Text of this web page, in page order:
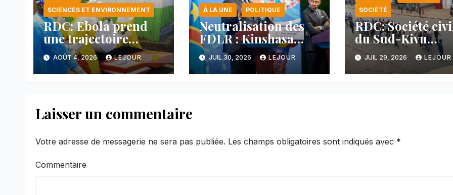
SCIENCES ET ENVIRONNEMENT
RDC: Ebola prend
une trajectoire
inquiétante dans le
nord-est du pays
AOÛT 4, 2026 LEJOUR
À LA UNE POLITIQUE
Neutralisation des
FDLR : Kinshasa
annonce une
avancée majeure et
maintient sa ligne
JUIL 30, 2026 LEJOUR
SOCIÉTÉ
RDC: Société
du Sud-Kivu
dénonce la
manipulation
manifestations
JUIL 29, 2026 LEJOUR
Laisser un commentaire
Votre adresse de messagerie ne sera pas publiée. Les champs obligatoires sont indiqués avec *
Commentaire